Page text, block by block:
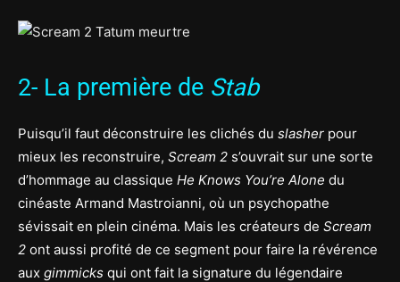
2- La première de Stab
Puisqu’il faut déconstruire les clichés du slasher pour
mieux les reconstruire, Scream 2 s’ouvrait sur une sorte
d’hommage au classique He Knows You’re Alone du
cinéaste Armand Mastroianni, où un psychopathe
sévissait en plein cinéma. Mais les créateurs de Scream
2 ont aussi profité de ce segment pour faire la révérence
aux gimmicks qui ont fait la signature du légendaire